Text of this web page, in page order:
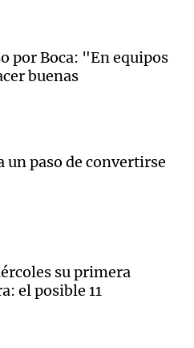
por Boca: "En equipos
buenas
un paso de convertirse
su primera
el posible 11